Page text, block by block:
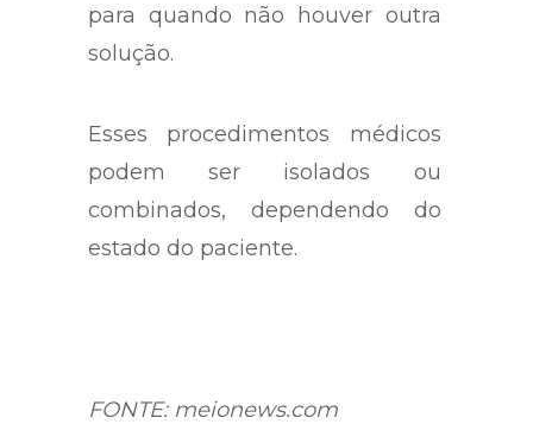
para quando não houver outra
solução.
Esses procedimentos médicos
podem ser isolados ou
combinados, dependendo do
estado do paciente.
FONTE: meionews.com